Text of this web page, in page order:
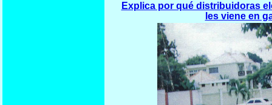
Explica por qué distribuidoras
les viene en